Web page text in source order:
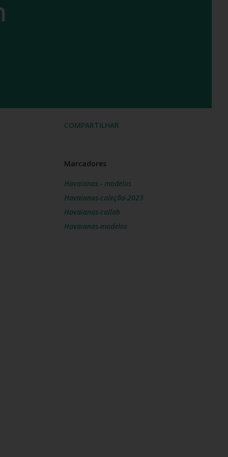
COMPARTILHAR
Marcadores
Havaianas - modelos
Havaianas-coleção-2023
Havaianas-collab
Havaianas-modelos